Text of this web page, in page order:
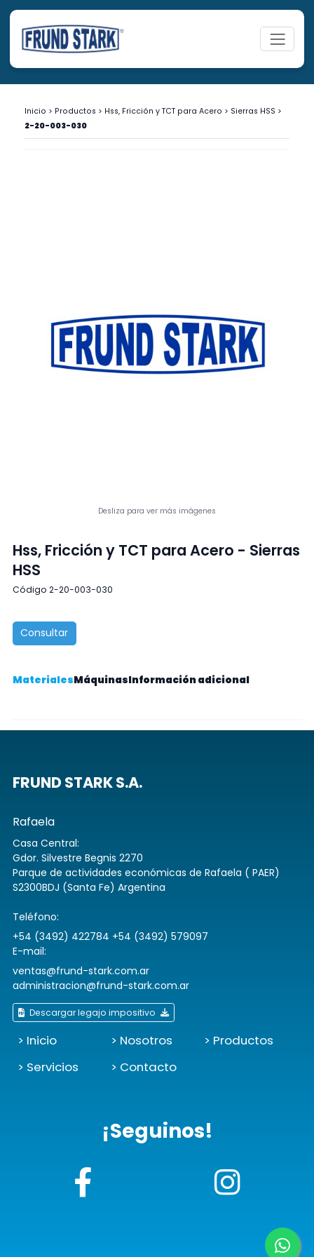
Inicio > Productos > Hss, Fricción y TCT para Acero > Sierras HSS >
2-20-003-030
Desliza para ver más imágenes
Hss, Fricción y TCT para Acero - Sierras
HSS
Código 2-20-003-030
Consultar
MaterialesMáquinasInformación adicional
FRUND STARK S.A.
Rafaela
Casa Central:
Gdor. Silvestre Begnis 2270
Parque de actividades económicas de Rafaela ( PAER)
S2300BDJ (Santa Fe) Argentina
Teléfono:
+54 (3492) 422784 +54 (3492) 579097
E-mail:
ventas@frund-stark.com.ar
administracion@frund-stark.com.ar
Descargar legajo impositivo
> Inicio > Nosotros
> Productos
> Servicios
> Contacto
¡Seguinos!